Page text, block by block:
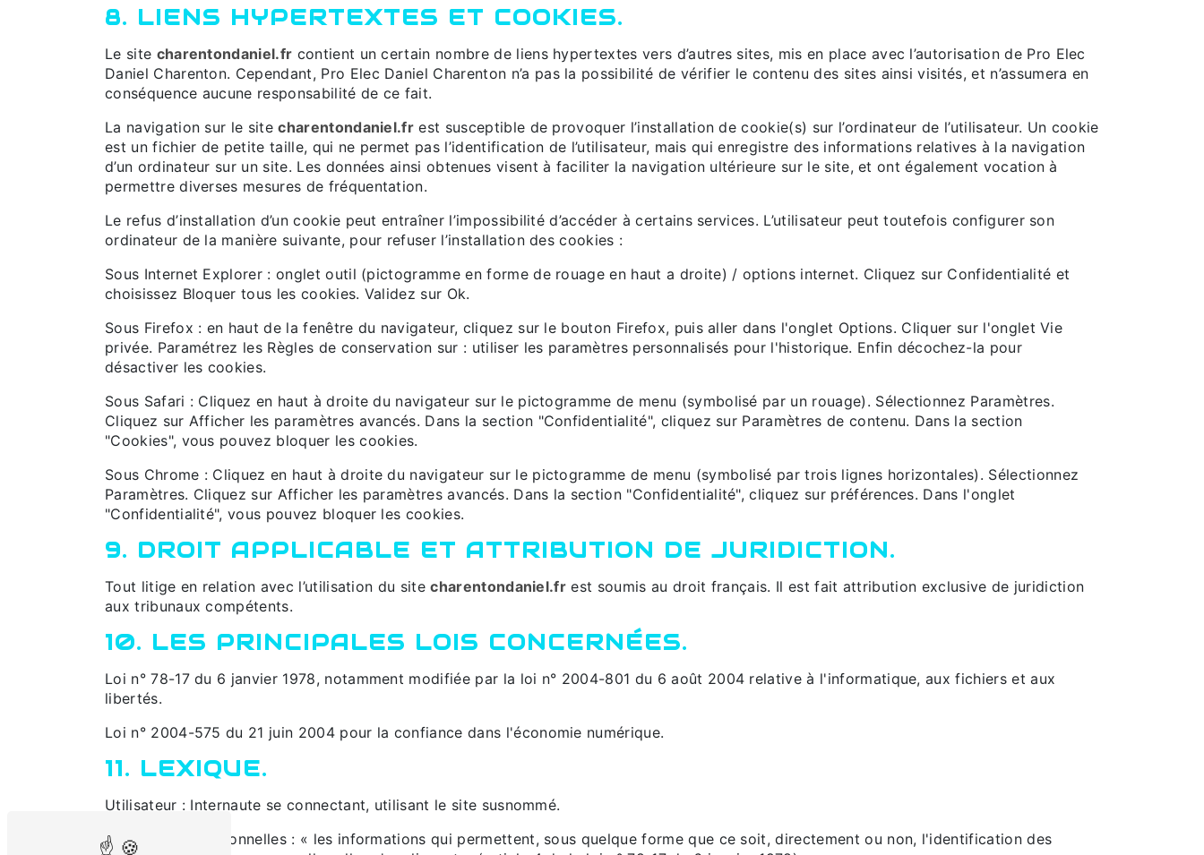
8. LIENS HYPERTEXTES ET COOKIES.
Le site charentondaniel.fr contient un certain nombre de liens hypertextes vers d’autres sites, mis en place avec l’autorisation de Pro Elec
Daniel Charenton. Cependant, Pro Elec Daniel Charenton n’a pas la possibilité de vérifier le contenu des sites ainsi visités, et n’assumera en
conséquence aucune responsabilité de ce fait.
La navigation sur le sitecharentondaniel.fr est susceptible de provoquer l’installation de cookie(s) sur l’ordinateur de l’utilisateur. Un cookie
est un fichier de petite taille, qui ne permet pas l’identification de l’utilisateur, mais qui enregistre des informations relatives à la navigation
d’un ordinateur sur un site. Les données ainsi obtenues visent à faciliter la navigation ultérieure sur le site, et ont également vocation à
permettre diverses mesures de fréquentation.
Le refus d’installation d’un cookie peut entraîner l’impossibilité d’accéder à certains services. L’utilisateur peut toutefois configurer son
ordinateur de la manière suivante, pour refuser l’installation des cookies :
Sous Internet Explorer : onglet outil (pictogramme en forme de rouage en haut a droite) / options internet. Cliquez sur Confidentialité et
choisissez Bloquer tous les cookies. Validez sur Ok.
Sous Firefox : en haut de la fenêtre du navigateur, cliquez sur le bouton Firefox, puis aller dans l'onglet Options. Cliquer sur l'onglet Vie
privée. Paramétrez les Règles de conservation sur : utiliser les paramètres personnalisés pour l'historique. Enfin décochez-la pour
désactiver les cookies.
Sous Safari : Cliquez en haut à droite du navigateur sur le pictogramme de menu (symbolisé par un rouage). Sélectionnez Paramètres.
Cliquez sur Afficher les paramètres avancés. Dans la section "Confidentialité", cliquez sur Paramètres de contenu. Dans la section
"Cookies", vous pouvez bloquer les cookies.
Sous Chrome : Cliquez en haut à droite du navigateur sur le pictogramme de menu (symbolisé par trois lignes horizontales). Sélectionnez
Paramètres. Cliquez sur Afficher les paramètres avancés. Dans la section "Confidentialité", cliquez sur préférences. Dans l'onglet
"Confidentialité", vous pouvez bloquer les cookies.
9. DROIT APPLICABLE ET ATTRIBUTION DE JURIDICTION.
Tout litige en relation avec l’utilisation du sitecharentondaniel.fr est soumis au droit français. Il est fait attribution exclusive de juridiction
aux tribunaux compétents.
10. LES PRINCIPALES LOIS CONCERNÉES.
Loi n° 78-17 du 6 janvier 1978, notamment modifiée par la loi n° 2004-801 du 6 août 2004 relative à l'informatique, aux fichiers et aux
libertés.
Loi n° 2004-575 du 21 juin 2004 pour la confiance dans l'économie numérique.
11. LEXIQUE.
Utilisateur : Internaute se connectant, utilisant le site susnommé.
Informations personnelles : « les informations qui permettent, sous quelque forme que ce soit, directement ou non, l'identification des